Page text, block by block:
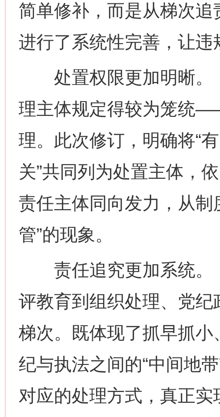
简单修补，而是从梯次
进行了系统性完善，让
处置权限更加明晰。
理主体规定得较为笼统
理。此次修订，明确将“
关”共同列为处置主体，
责任主体同向发力，从制
管”的现象。
责任追究更加系统。
评教育到组织处理、党
梯次。既体现了抓早抓
纪与执法之间的“中间地
对应的处理方式，真正实